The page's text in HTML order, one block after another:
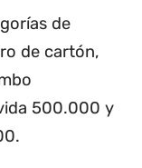
de
de cartón,
500.000 y